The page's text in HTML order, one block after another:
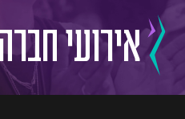
אירועי חברה